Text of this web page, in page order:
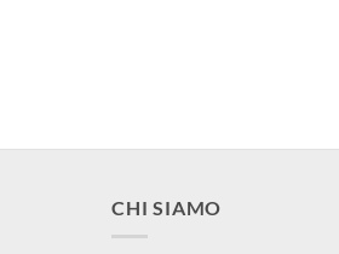
CHI SIAMO